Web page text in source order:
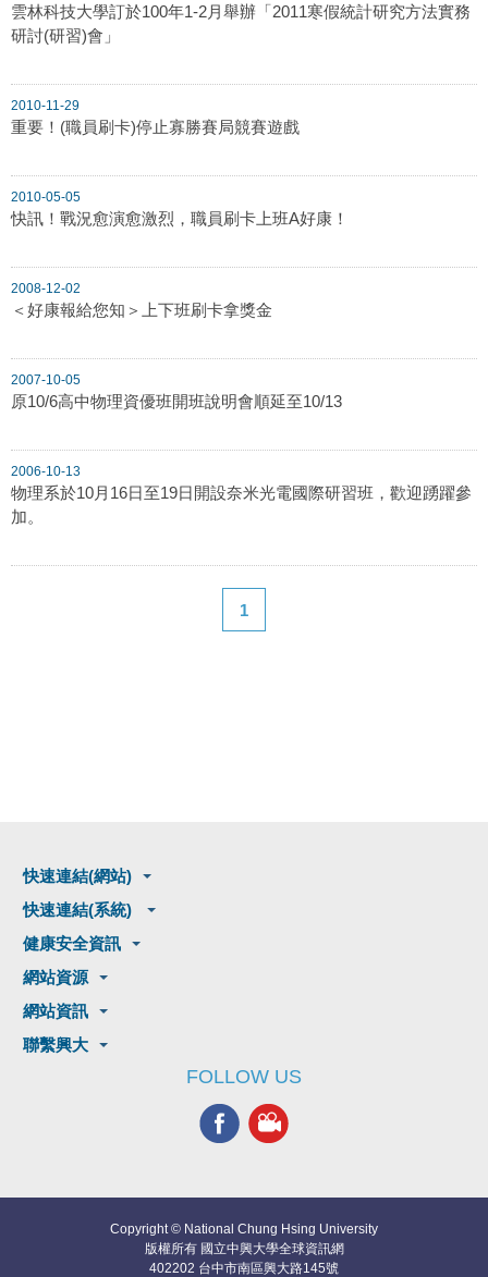
雲林科技大學訂於100年1-2月舉辦「2011寒假統計研究方法實務
研討(研習)會」
2010-11-29
重要！(職員刷卡)停止寡勝賽局競賽遊戲
2010-05-05
快訊！戰況愈演愈激烈，職員刷卡上班A好康！
2008-12-02
＜好康報給您知＞上下班刷卡拿獎金
2007-10-05
原10/6高中物理資優班開班說明會順延至10/13
2006-10-13
物理系於10月16日至19日開設奈米光電國際研習班，歡迎踴躍參
加。
1
快速連結(網站)
快速連結(系統)
健康安全資訊
網站資源
網站資訊
聯繫興大
FOLLOW US
Copyright © National Chung Hsing University
版權所有 國立中興大學全球資訊網
402202 台中市南區興大路145號